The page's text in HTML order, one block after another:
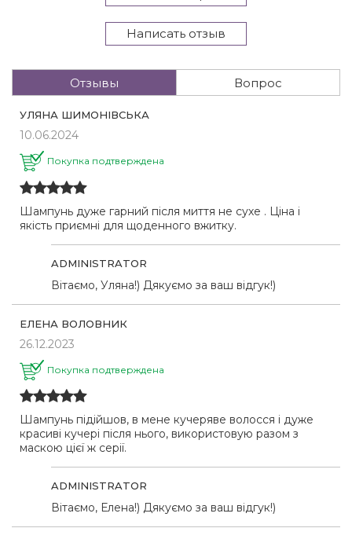
Написать отзыв
Отзывы Вопрос
УЛЯНА ШИМОНІВСЬКА
10.06.2024
Покупка подтверждена
Шампунь дуже гарний після миття не сухе . Ціна і
якість приємні для щоденного вжитку.
ADMINISTRATOR
Вітаємо, Уляна!) Дякуємо за ваш відгук!)
ЕЛЕНА ВОЛОВНИК
26.12.2023
Покупка подтверждена
Шампунь підійшов, в мене кучеряве волосся і дуже
красиві кучері після нього, використовую разом з
маскою цієї ж серії.
ADMINISTRATOR
Вітаємо, Елена!) Дякуємо за ваш відгук!)